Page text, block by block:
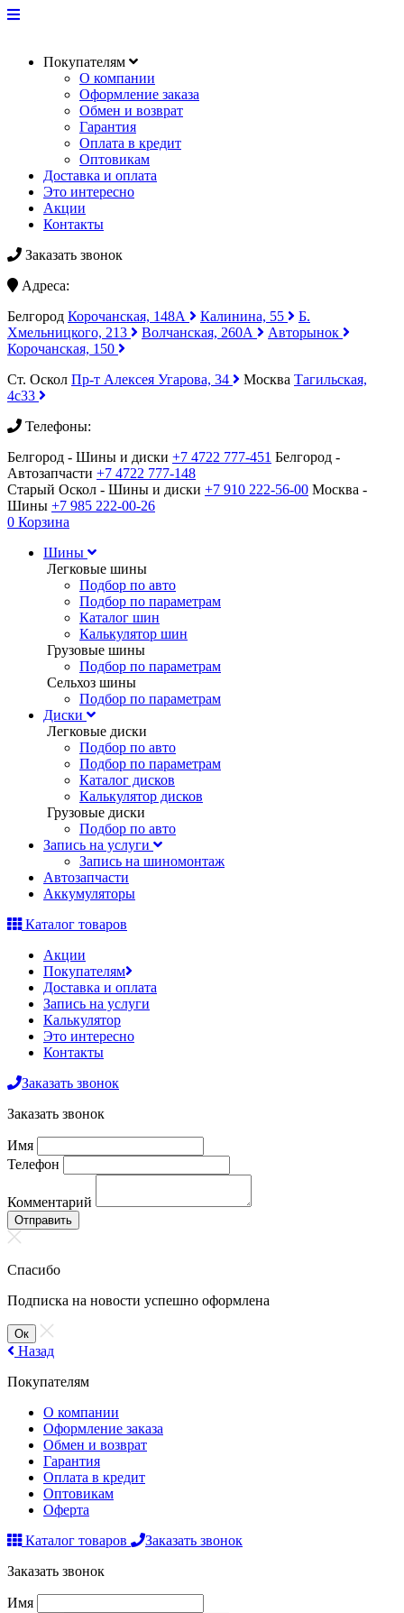
Покупателям
О компании
Оформление заказа
Обмен и возврат
Гарантия
Оплата в кредит
Оптовикам
Доставка и оплата
Это интересно
Акции
Контакты
Заказать звонок
Адреса:
Белгород Корочанская, 148А Калинина, 55
Б.
Хмельницкого, 213
Волчанская, 260А
Авторынок
Корочанская, 150
Ст. Оскол Пр-т Алексея Угарова, 34 Москва Тагильская,
4с33
Телефоны:
Белгород - Шины и диски +7 4722 777-451 Белгород -
Автозапчасти +7 4722 777-148
Старый Оскол - Шины и диски +7 910 222-56-00 Москва -
Шины +7 985 222-00-26
0 Корзина
Шины
Легковые шины
Подбор по авто
Подбор по параметрам
Каталог шин
Калькулятор шин
Грузовые шины
Подбор по параметрам
Сельхоз шины
Подбор по параметрам
Диски
Легковые диски
Подбор по авто
Подбор по параметрам
Каталог дисков
Калькулятор дисков
Грузовые диски
Подбор по авто
Запись на услуги
Запись на шиномонтаж
Автозапчасти
Аккумуляторы
Каталог товаров
Акции
Покупателям
Доставка и оплата
Запись на услуги
Калькулятор
Это интересно
Контакты
Заказать звонок
Заказать звонок
Имя
Телефон
Комментарий
Отправить
Спасибо
Подписка на новости успешно оформлена
Ок
Назад
Покупателям
О компании
Оформление заказа
Обмен и возврат
Гарантия
Оплата в кредит
Оптовикам
Оферта
Каталог товаров
Заказать звонок
Заказать звонок
Имя